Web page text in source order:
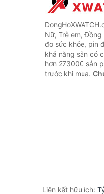
Nữ, Trẻ em,
đo sức khỏe, pin
khả năng sẵn có
hơn 273000 sản
trước khi mua.
Liên kết hữu ích: